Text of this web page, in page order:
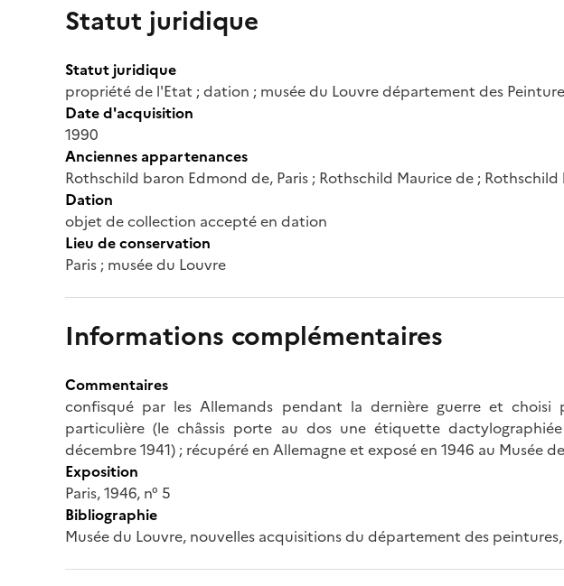
Statut juridique
Statut juridique
propriété de l'Etat ; dation ; musée du Louvre département des
Date d'acquisition
1990
Anciennes appartenances
Rothschild baron Edmond de, Paris ; Rothschild Maurice de ;
Dation
objet de collection accepté en dation
Lieu de conservation
Paris ; musée du Louvre
Informations complémentaires
Commentaires
confisqué par les Allemands pendant la dernière guerre et choisi
particulière (le châssis porte au dos une étiquette
décembre 1941) ; récupéré en Allemagne et exposé en 1946 au Musée
Exposition
Paris, 1946, n° 5
Bibliographie
Musée du Louvre, nouvelles acquisitions du département des peintures,